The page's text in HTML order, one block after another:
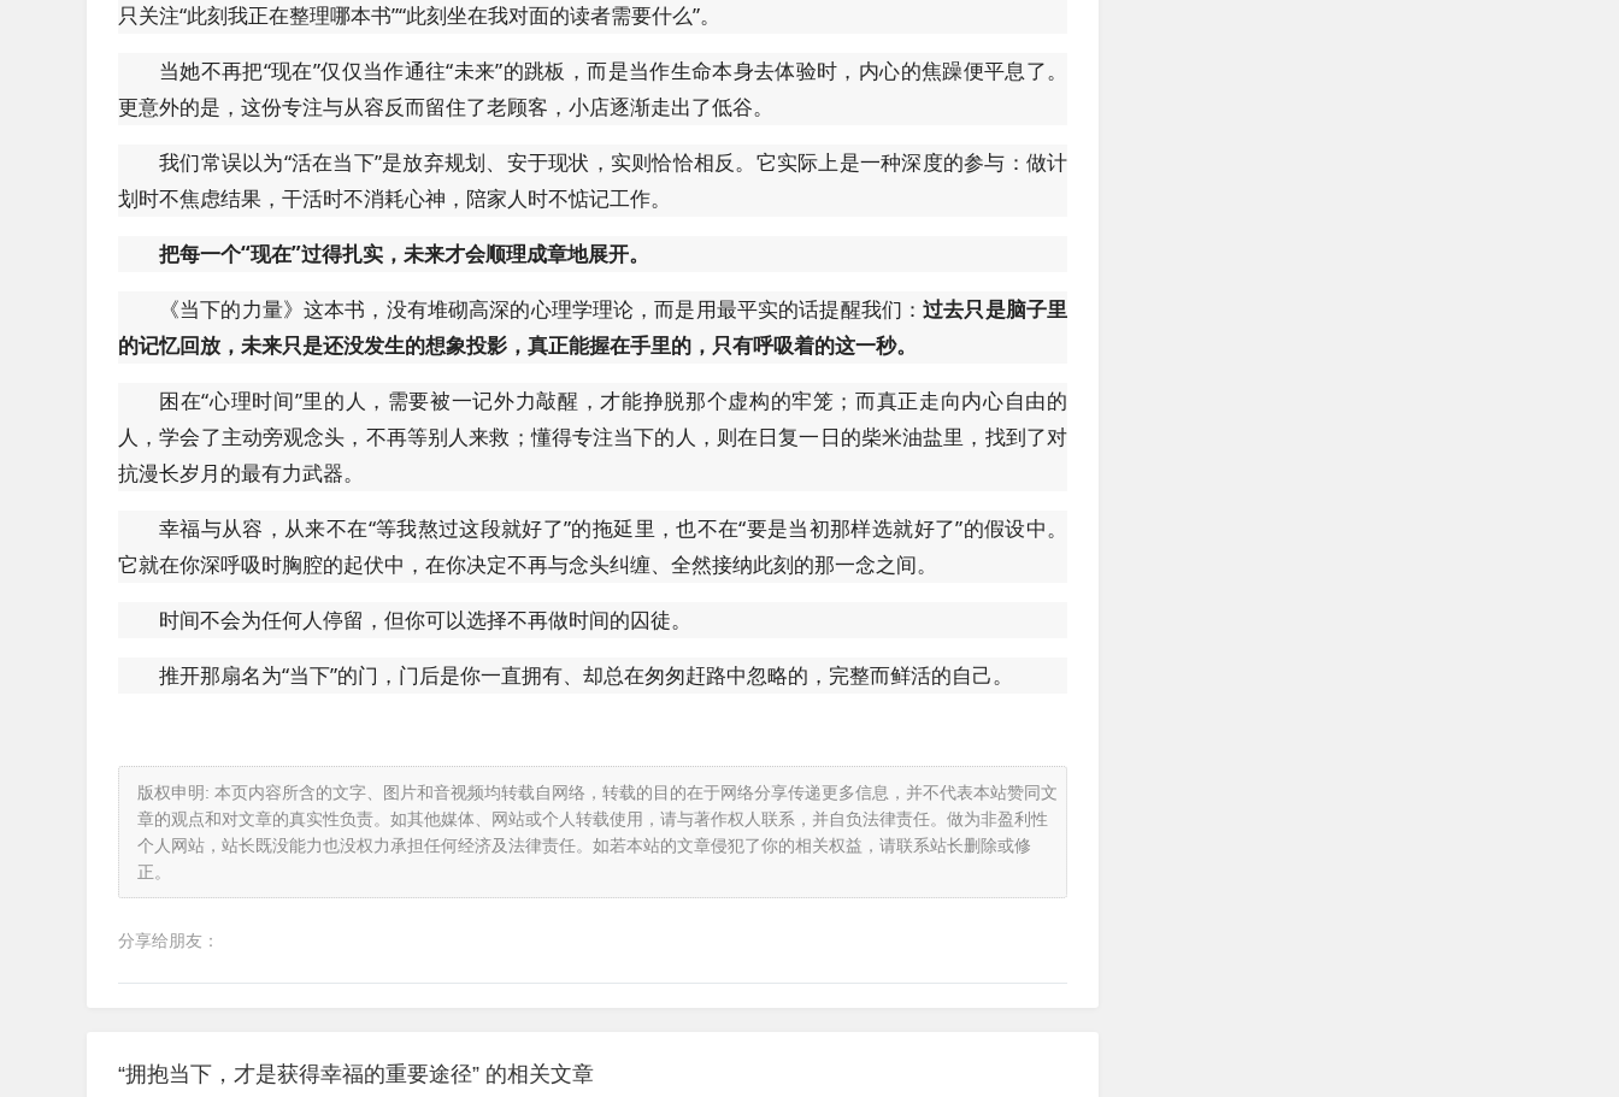
只关注“此刻我正在整理哪本书”“此刻坐在我对面的读者需要什么”。
当她不再把“现在”仅仅当作通往“未来”的跳板，而是当作生命本身去体验时，内心的焦躁便平息了。
更意外的是，这份专注与从容反而留住了老顾客，小店逐渐走出了低谷。
我们常误以为“活在当下”是放弃规划、安于现状，实则恰恰相反。它实际上是一种深度的参与：做计
划时不焦虑结果，干活时不消耗心神，陪家人时不惦记工作。
把每一个“现在”过得扎实，未来才会顺理成章地展开。
《当下的力量》这本书，没有堆砌高深的心理学理论，而是用最平实的话提醒我们：过去只是脑子里
的记忆回放，未来只是还没发生的想象投影，真正能握在手里的，只有呼吸着的这一秒。
困在“心理时间”里的人，需要被一记外力敲醒，才能挣脱那个虚构的牢笼；而真正走向内心自由的
人，学会了主动旁观念头，不再等别人来救；懂得专注当下的人，则在日复一日的柴米油盐里，找到了对
抗漫长岁月的最有力武器。
幸福与从容，从来不在“等我熬过这段就好了”的拖延里，也不在“要是当初那样选就好了”的假设中。
它就在你深呼吸时胸腔的起伏中，在你决定不再与念头纠缠、全然接纳此刻的那一念之间。
时间不会为任何人停留，但你可以选择不再做时间的囚徒。
推开那扇名为“当下”的门，门后是你一直拥有、却总在匆匆赶路中忽略的，完整而鲜活的自己。
版权申明: 本页内容所含的文字、图片和音视频均转载自网络，转载的目的在于网络分享传递更多信息，并不代表本站赞同文
章的观点和对文章的真实性负责。如其他媒体、网站或个人转载使用，请与著作权人联系，并自负法律责任。做为非盈利性
个人网站，站长既没能力也没权力承担任何经济及法律责任。如若本站的文章侵犯了你的相关权益，请联系站长删除或修
正。
分享给朋友：
“拥抱当下，才是获得幸福的重要途径” 的相关文章